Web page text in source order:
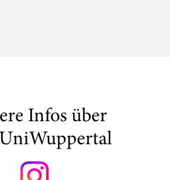
Anfrage Reisekostenerstattung
Infos über